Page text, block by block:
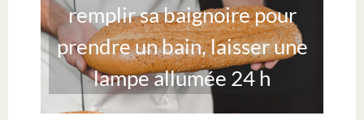
remplir sa baignoire pour
prendre un bain, laisser une
lampe allumée 24 h